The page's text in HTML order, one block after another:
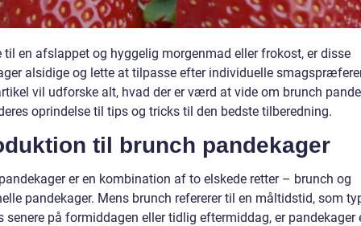
til en afslappet og hyggelig morgenmad eller frokost, er disse
alsidige og lette at tilpasse efter individuelle
vil udforske alt, hvad der er værd at vide om brunch
oprindelse til tips og tricks til den bedste tilberedning.
til brunch pandekager
er en kombination af to elskede retter – brunch og
pandekager. Mens brunch refererer til en måltidstid, som
senere på formiddagen eller tidlig eftermiddag, er pandekager